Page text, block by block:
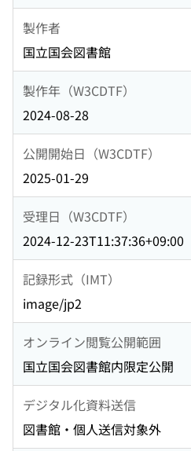
製作者
国立国会図書館
製作年（W3CDTF）
2024-08-28
公開開始日（W3CDTF）
2025-01-29
受理日（W3CDTF）
2024-12-23T11:37:36+09:00
記録形式（IMT）
image/jp2
オンライン閲覧公開範囲
国立国会図書館内限定公開
デジタル化資料送信
図書館・個人送信対象外